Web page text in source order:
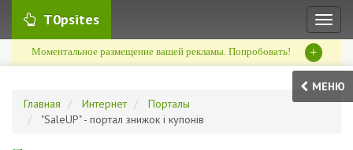
T0psites
Моментальное размещение вашей рекламы. Попробовать! +
МЕНЮ
Главная
Интернет
Порталы
"SaleUP" - портал знижок і купонів